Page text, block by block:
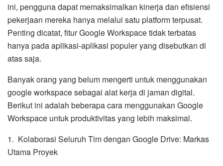
ini, pengguna dapat memaksimalkan kinerja dan efisiensi
pekerjaan mereka hanya melalui satu platform terpusat.
Penting dicatat, fitur Google Workspace tidak terbatas
hanya pada aplikasi-aplikasi populer yang disebutkan di
atas saja.
Banyak orang yang belum mengerti untuk menggunakan
google workspace sebagai alat kerja di jaman digital.
Berikut ini adalah beberapa cara menggunakan Google
Workspace untuk produktivitas yang lebih maksimal.
1. Kolaborasi Seluruh Tim dengan Google Drive: Markas
Utama Proyek